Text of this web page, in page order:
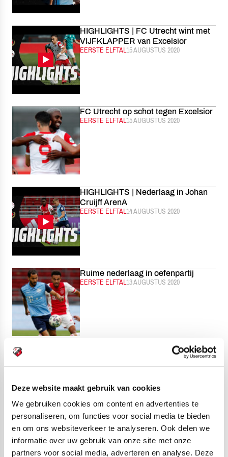
Deze website maakt gebruik van cookies
We gebruiken cookies om content en advertenties te
personaliseren, om functies voor social media te bieden
en om ons websiteverkeer te analyseren. Ook delen we
informatie over uw gebruik van onze site met onze
partners voor social media, adverteren en analyse. Deze
HIGHLIGHTS | FC Utrecht wint met
VIJFKLAPPER van Excelsior
CATEGORIE:
EERSTE ELFTALGEPUBLICEERD:
15 AUGUSTUS 2020
FC Utrecht op schot tegen Excelsior
CATEGORIE:
EERSTE ELFTALGEPUBLICEERD:
15 AUGUSTUS 2020
HIGHLIGHTS | Nederlaag in Johan
Cruijff ArenA
CATEGORIE:
EERSTE ELFTALGEPUBLICEERD:
14 AUGUSTUS 2020
Ruime nederlaag in oefenpartij
CATEGORIE:
EERSTE ELFTALGEPUBLICEERD:
13 AUGUSTUS 2020
HIGHLIGHTS | Wereldgoal Yaşar
Hake: “Özcan zorgt voor
verrassende dingen”
CATEGORIE:
JONG FC UTRECHTGEPUBLICEERD:
12 AUGUSTUS 2020